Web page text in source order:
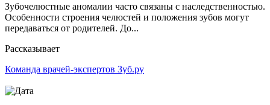
Зубочелюстные аномалии часто связаны с наследственностью.
Особенности строения челюстей и положения зубов могут
передаваться от родителей. До...
Рассказывает
Команда врачей-экспертов Зуб.ру